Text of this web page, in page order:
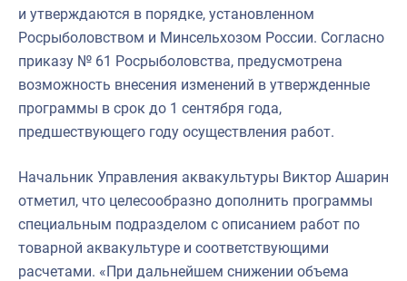
и утверждаются в порядке, установленном
Росрыболовством и Минсельхозом России. Согласно
приказу № 61 Росрыболовства, предусмотрена
возможность внесения изменений в утвержденные
программы в срок до 1 сентября года,
предшествующего году осуществления работ.
Начальник Управления аквакультуры Виктор Ашарин
отметил, что целесообразно дополнить программы
специальным подразделом с описанием работ по
товарной аквакультуре и соответствующими
расчетами. «При дальнейшем снижении объема